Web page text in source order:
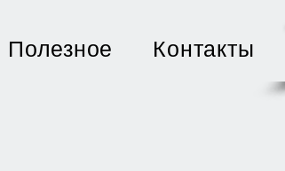
Полезное Контакты